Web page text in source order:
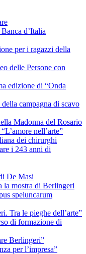
d’Italia
per i ragazzi della
delle Persone con
edizione di “Onda
campagna di scavo
Madonna del Rosario
nell’arte”
dei chirurghi
i 243 anni di
De Masi
mostra di Berlingeri
speluncarum
Tra le pieghe dell’arte”
di formazione di
Berlingeri”
per l’impresa”